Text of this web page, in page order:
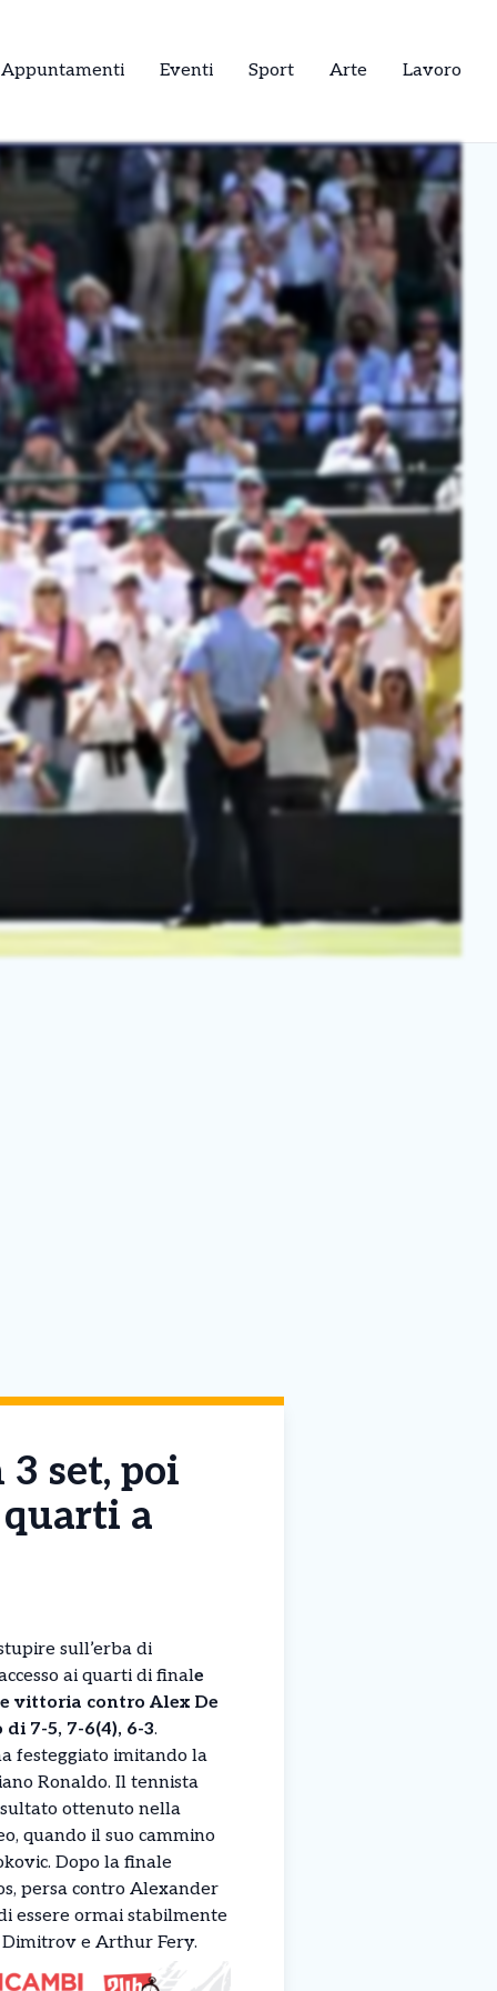
Appuntamenti Eventi Sport Arte Lavoro
set, poi
a
sull’erba di
ai quarti di finale
vittoria contro Alex De
7-5, 7-6(4), 6-3.
festeggiato imitando la
Ronaldo. Il tennista
ottenuto nella
quando il suo cammino
Dopo la finale
persa contro Alexander
essere ormai stabilmente
e Arthur Fery.